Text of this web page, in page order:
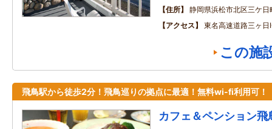
住所
静岡県浜松市北区三ケ
アクセス
東名高速道路三ヶ
この施
飛鳥駅から徒歩2分！飛鳥巡りの拠点に最適！無料wi-fi利用可！
カフェ＆ペンション飛